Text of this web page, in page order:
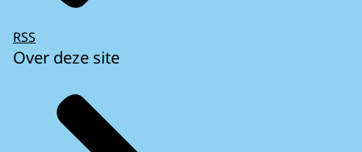
RSS
Over deze site